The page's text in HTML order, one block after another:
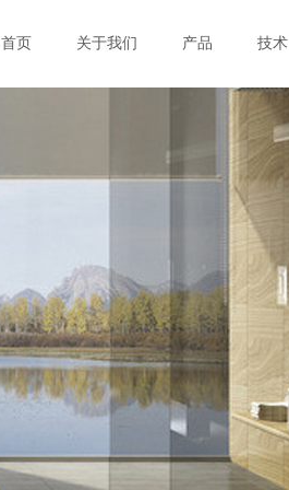
首页 关于我们 产品 技术